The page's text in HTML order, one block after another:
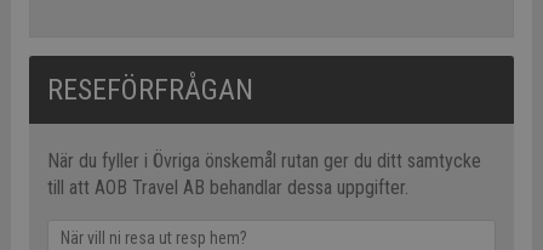
RESEFÖRFRÅGAN
När du fyller i Övriga önskemål rutan ger du ditt samtycke
till att AOB Travel AB behandlar dessa uppgifter.